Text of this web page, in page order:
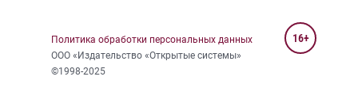
Политика обработки персональных данных
ООО «Издательство «Открытые системы»
©1998-2025
16+